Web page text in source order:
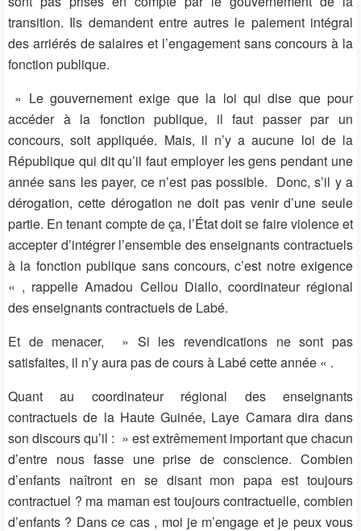
transition. Ils demandent entre autres le paiement intégral
des arriérés de salaires et l’engagement sans concours à la
fonction publique.
» Le gouvernement exige que la loi qui dise que pour
accéder à la fonction publique, il faut passer par un
concours, soit appliquée. Mais, il n’y a aucune loi de la
République qui dit qu’il faut employer les gens pendant une
année sans les payer, ce n’est pas possible. Donc, s’il y a
dérogation, cette dérogation ne doit pas venir d’une seule
partie. En tenant compte de ça, l’État doit se faire violence et
accepter d’intégrer l’ensemble des enseignants contractuels
à la fonction publique sans concours, c’est notre exigence
« , rappelle Amadou Cellou Diallo, coordinateur régional
des enseignants contractuels de Labé.
Et de menacer, » Si les revendications ne sont pas
satisfaites, il n’y aura pas de cours à Labé cette année « .
Quant au coordinateur régional des enseignants
contractuels de la Haute Guinée, Laye Camara dira dans
son discours qu’il : » est extrêmement important que chacun
d’entre nous fasse une prise de conscience. Combien
d’enfants naîtront en se disant mon papa est toujours
contractuel ? ma maman est toujours contractuelle, combien
d’enfants ? Dans ce cas , moi je m’engage et je peux vous